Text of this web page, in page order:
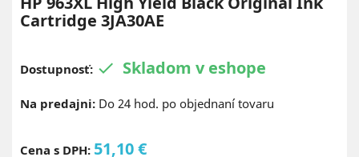
Cartridge 3JA30AE
Dostupnosť:  Skladom v eshope
Na predajni: Do 24 hod. po objednaní tovaru
Cena s DPH: 51,10 €